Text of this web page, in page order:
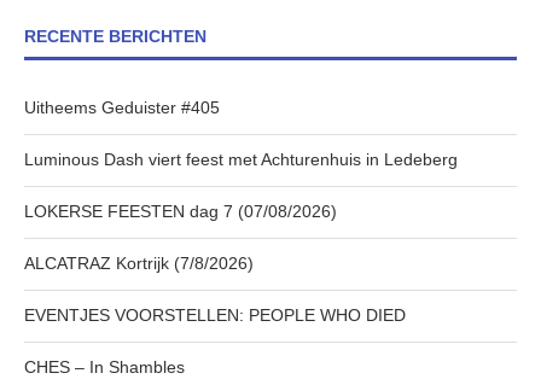
RECENTE BERICHTEN
Uitheems Geduister #405
Luminous Dash viert feest met Achturenhuis in Ledeberg
LOKERSE FEESTEN dag 7 (07/08/2026)
ALCATRAZ Kortrijk (7/8/2026)
EVENTJES VOORSTELLEN: PEOPLE WHO DIED
CHES – In Shambles